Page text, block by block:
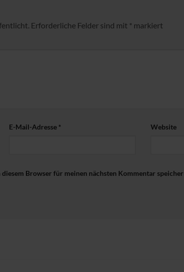
Erforderliche Felder sind mit * markiert
E-Mail-Adresse * Website
Browser für meinen nächsten Kommentar